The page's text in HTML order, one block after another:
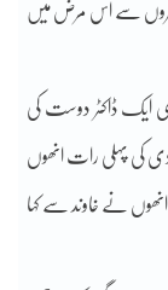
سے اس مرض میں
ایک ڈاکٹر دوست کی
کی پہلی رات انھوں
نے خاوند سے کہا